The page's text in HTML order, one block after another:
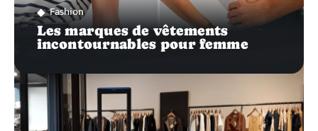
Fashion
Les marques de vêtements
incontournables pour femme